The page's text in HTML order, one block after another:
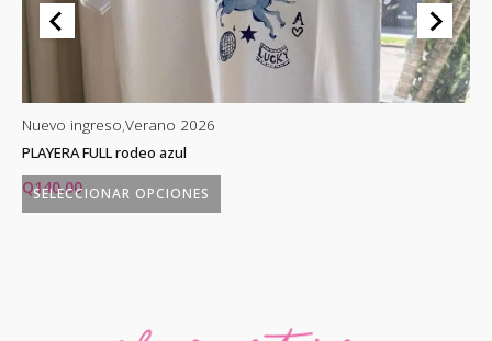
SELECCIONAR OPCIONES
variantes.
Nuevo ingreso,Verano 2026
PLAYERA FULL rodeo azul
Q140.00